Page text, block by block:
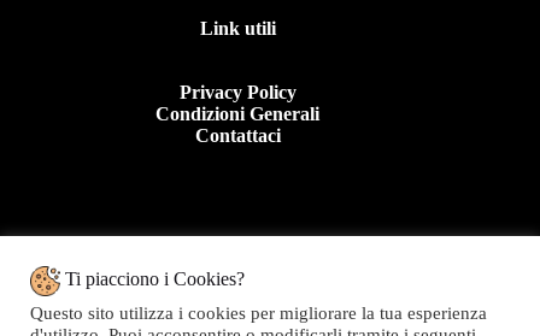
Link utili
Privacy Policy
Condizioni Generali
Contattaci
Tel: +39 0963 44950
Ti piacciono i Cookies?
Questo sito utilizza i cookies per migliorare la tua esperienza